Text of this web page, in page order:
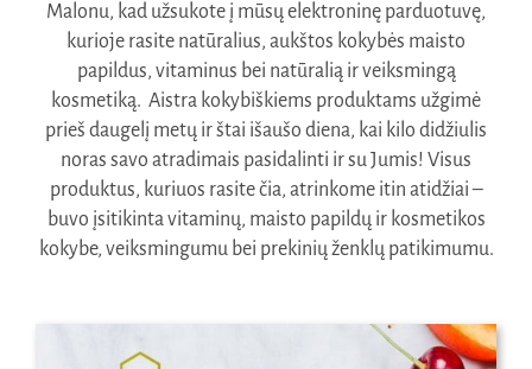
Kita produkcija
Apie mus
Naudinga žinoti
Kontaktai
Malonu, kad užsukote į mūsų elektroninę parduotuvę,
kurioje rasite natūralius, aukštos kokybės maisto
papildus, vitaminus bei natūralią ir veiksmingą
kosmetiką. Aistra kokybiškiems produktams užgimė
prieš daugelį metų ir štai išaušo diena, kai kilo didžiulis
noras savo atradimais pasidalinti ir su Jumis! Visus
produktus, kuriuos rasite čia, atrinkome itin atidžiai –
buvo įsitikinta vitaminų, maisto papildų ir kosmetikos
kokybe, veiksmingumu bei prekinių ženklų patikimumu.